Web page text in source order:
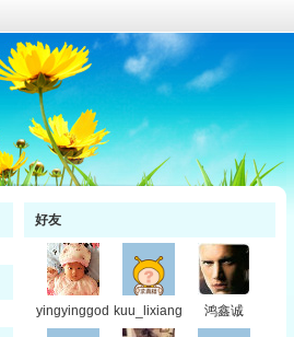
好友
yingyinggod kuu_lixiang 鸿鑫诚